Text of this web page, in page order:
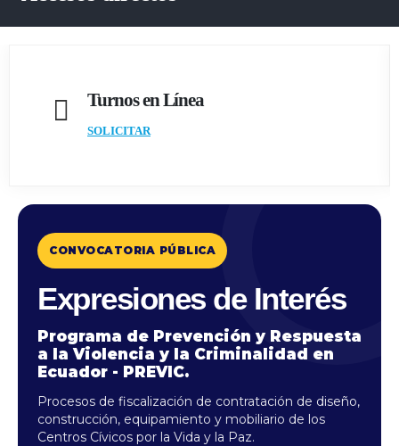
Turnos en Línea
SOLICITAR
CONVOCATORIA PÚBLICA
Expresiones de Interés
Programa de Prevención y Respuesta
a la Violencia y la Criminalidad en
Ecuador - PREVIC.
Procesos de fiscalización de contratación de diseño,
construcción, equipamiento y mobiliario de los
Centros Cívicos por la Vida y la Paz.